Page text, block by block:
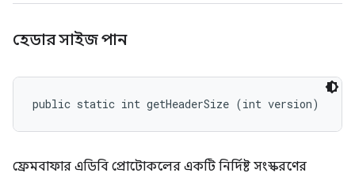
হেডার সাইজ পান
public static int getHeaderSize (int version)
ফ্রেমবাফার এডিবি প্রোটোকলের একটি নির্দিষ্ট সংস্করণের